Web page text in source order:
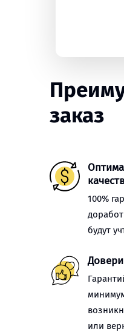
заказ
100%
будут
или